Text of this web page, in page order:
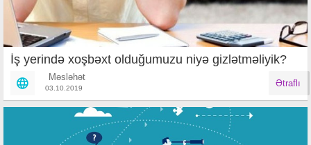
İş yerində xoşbəxt olduğumuzu niyə gizlətməliyik?
Məsləhət
03.10.2019 Ətraflı